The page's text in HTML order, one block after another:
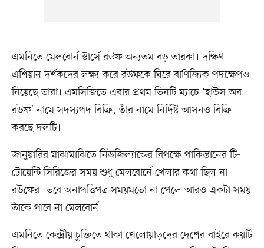
এমনিতে মেলবোর্ন স্টার্সে রউফ অন্যতম বড় তারকা। দক্ষিণ
এশিয়ান দর্শকদের লক্ষ্য করে রউফকে ঘিরে বাণিজ্যিক পদক্ষেপও
নিয়েছে তারা। এমসিজিতে এবার প্রথম তিনটি ম্যাচে ‘হাউস অব
রউফ’ নামে সদস্যপদ বিক্রি, তাঁর নামে নির্দিষ্ট আসনও বিক্রি
করছে দলটি।
জানুয়ারির মাঝামাঝিতে নিউজিল্যান্ডের বিপক্ষে পাকিস্তানের টি-
টোয়েন্টি সিরিজের সময় শুধু মেলবোর্নে খেলার কথা ছিল না
রউফের। তবে অনাপত্তিপত্র সময়মতো না পেলে আরও একটা সময়
তাঁকে পাবে না মেলবোর্ন।
এমনিতে কেন্দ্রীয় চুক্তিতে থাকা খেলোয়াড়দের দেশের বাইরে কয়টি